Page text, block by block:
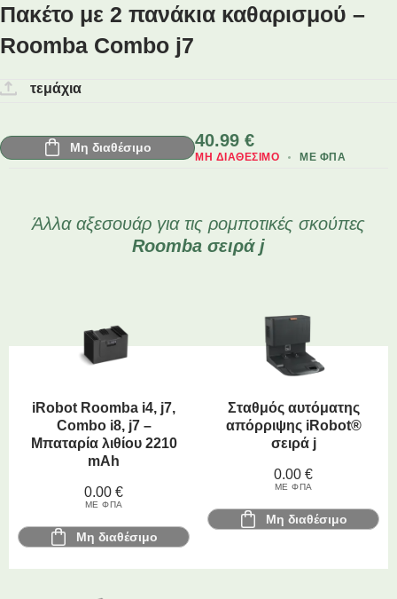
Πακέτο με 2 πανάκια καθαρισμού –
Roomba Combo j7
τεμάχια
Μη διαθέσιμο 40.99 €
ΜΕ ΦΠΑ
ΜΗ ΔΙΑΘΈΣΙΜΟ
Άλλα αξεσουάρ για τις ρομποτικές σκούπες
Roomba σειρά j
iRobot Roomba i4, j7,
Combo i8, j7 –
Μπαταρία λιθίου 2210
mAh
0.00 €
ΜΕ ΦΠΑ
Μη διαθέσιμο
Σταθμός αυτόματης
απόρριψης iRobot®
σειρά j
0.00 €
ΜΕ ΦΠΑ
Μη διαθέσιμο